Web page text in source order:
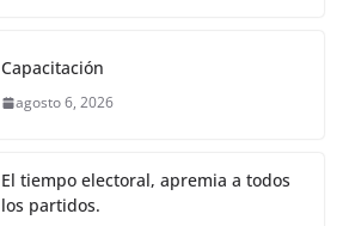
s
A
p
e
n
er
Capacitación
agosto 6, 2026
El tiempo electoral, apremia a todos
los partidos.